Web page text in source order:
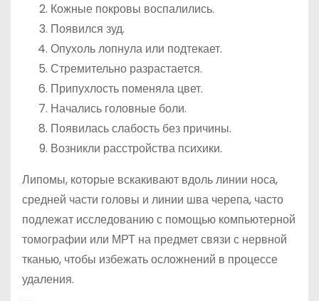
Кожные покровы воспалились.
Появился зуд.
Опухоль лопнула или подтекает.
Стремительно разрастается.
Припухлость поменяла цвет.
Начались головные боли.
Появилась слабость без причины.
Возникли расстройства психики.
Липомы, которые вскакивают вдоль линии носа,
средней части головы и линии шва черепа, часто
подлежат исследованию с помощью компьютерной
томографии или МРТ на предмет связи с нервной
тканью, чтобы избежать осложнений в процессе
удаления.